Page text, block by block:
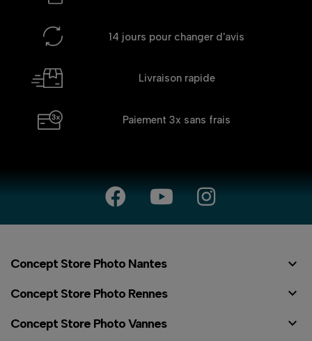
14 jours pour changer d'avis
Livraison rapide
Paiement 3x sans frais
Concept Store Photo Nantes 
Concept Store Photo Rennes 
Concept Store Photo Vannes 